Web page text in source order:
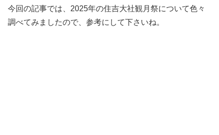
今回の記事では、2025年の住吉大社観月祭について色々
調べてみましたので、参考にして下さいね。